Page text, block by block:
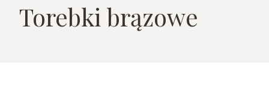
Torebki brązowe